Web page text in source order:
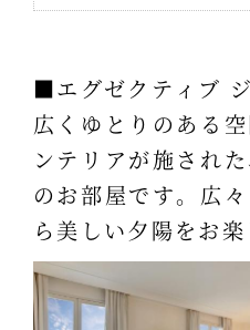
■エグゼクティブ
広くゆとりのある
ンテリアが施され
のお部屋です。広
ら美しい夕陽をお